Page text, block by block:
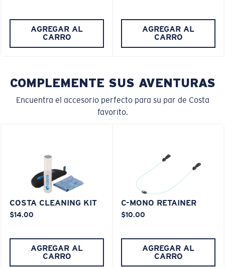
AGREGAR AL
CARRO
AGREGAR AL
CARRO
COMPLEMENTE SUS AVENTURAS
Encuentra el accesorio perfecto para su par de Costa
favorito.
COSTA CLEANING KIT
$14.00
AGREGAR AL
CARRO
C-MONO RETAINER
$10.00
AGREGAR AL
CARRO